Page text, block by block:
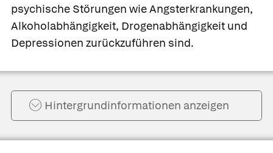
psychische Störungen wie Angsterkrankungen,
Alkoholabhängigkeit, Drogenabhängigkeit und
Depressionen zurückzuführen sind.
Hintergrund­informationen anzeigen